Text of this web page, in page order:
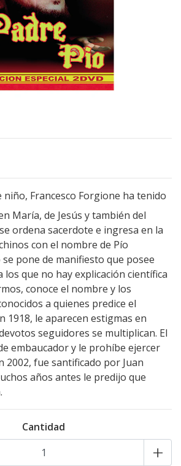
niño, Francesco Forgione ha tenido
María, de Jesús y también del
ordena sacerdote e ingresa en la
con el nombre de Pío
pone de manifiesto que posee
que no hay explicación científica
conoce el nombre y los
a quienes predice el
1918, le aparecen estigmas en
seguidores se multiplican. El
embaucador y le prohíbe ejercer
2002, fue santificado por Juan
años antes le predijo que
Cantidad
+